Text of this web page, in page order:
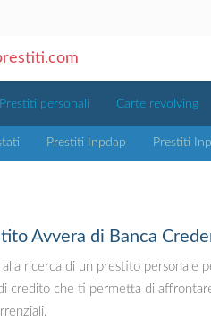
Prestiti personali Carte revolving
Prestiti Inpdap Prestiti
Avvera di Banca
alla ricerca di un prestito personale
credito che ti permetta di